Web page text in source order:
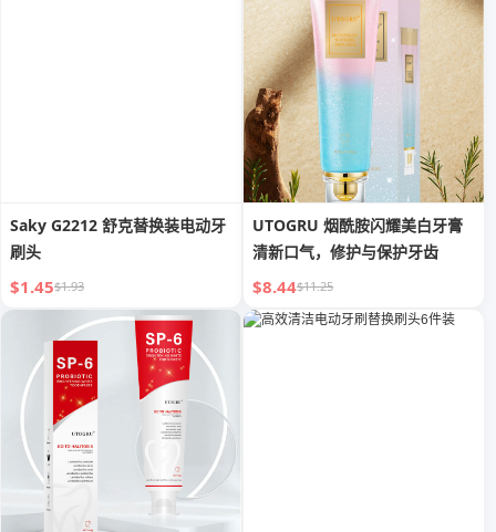
Saky G2212 舒克替换装电动牙
刷头
$1.45$1.93
UTOGRU 烟酰胺闪耀美白牙膏
清新口气，修护与保护牙齿
$8.44$11.25